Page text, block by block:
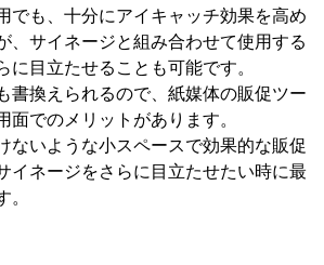
でも、十分にアイキャッチ効果を高め
、サイネージと組み合わせて使用する
に目立たせることも可能です。
書換えられるので、紙媒体の販促ツー
面でのメリットがあります。
ないような小スペースで効果的な販促
イネージをさらに目立たせたい時に最
。